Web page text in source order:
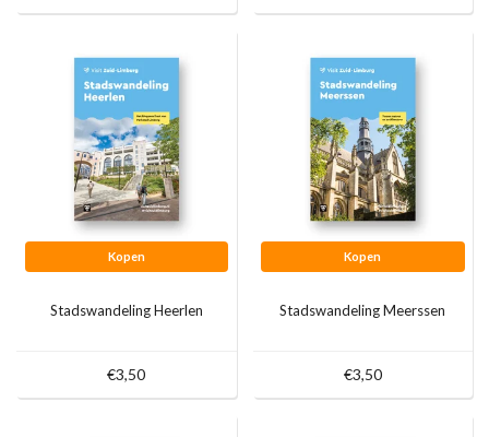
Kopen
Stadswandeling Heerlen
€3,50
Kopen
Stadswandeling Meerssen
€3,50